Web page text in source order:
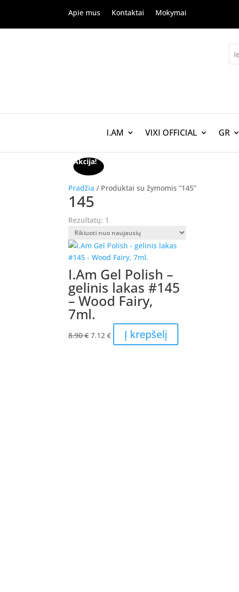
Apie mus Kontaktai Mokymai
I.AM VIXI OFFICIAL GR
Pradžia / Produktai su žymomis “145”
145
Rezultatų: 1
Akcija!
I.Am Gel Polish –
gelinis lakas #145
– Wood Fairy,
7ml.
8.90€Original
7.12€Current
price
Į krepšelį